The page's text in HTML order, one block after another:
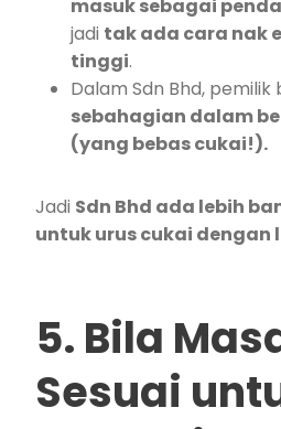
masuk sebagai
jadi tak ada cara nak
tinggi.
Dalam Sdn Bhd, pemilik
sebahagian dalam
(yang bebas cukai!).
Jadi Sdn Bhd ada lebih
untuk urus cukai dengan
5. Bila
Sesuai